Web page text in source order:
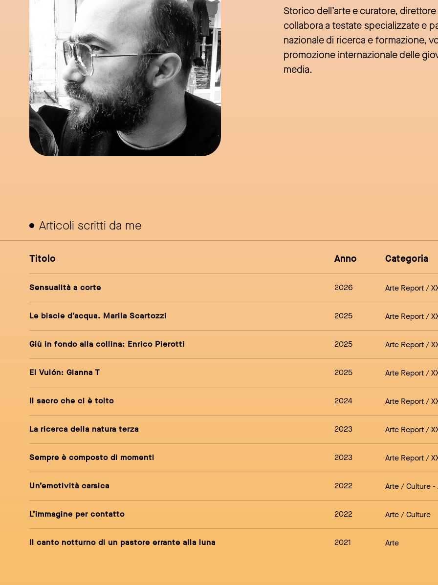
Storico dell’arte e curatore, direttore
collabora a testate specializzate e
nazionale di ricerca e formazione,
promozione internazionale delle
media.
Articoli scritti da me
Titolo Anno Categoria
Sensualità a corte 2026 Arte Report /
Le biscie d’acqua. Marila Scartozzi 2025 Arte Report /
Giù in fondo alla collina: Enrico Pierotti 2025 Arte Report /
El Vulón: Gianna T 2025 Arte Report /
Il sacro che ci è tolto 2024 Arte Report /
La ricerca della natura terza 2023 Arte Report /
Sempre è composto di momenti 2023 Arte Report /
Un’emotività carsica 2022 Arte / Culture-
L’immagine per contatto 2022 Arte / Culture
Il canto notturno di un pastore errante alla luna 2021 Arte